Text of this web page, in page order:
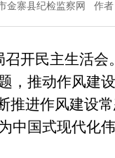
金寨县纪检监察网 作
开民主生活
，推动作风建
推进作风建设
中国式现代化